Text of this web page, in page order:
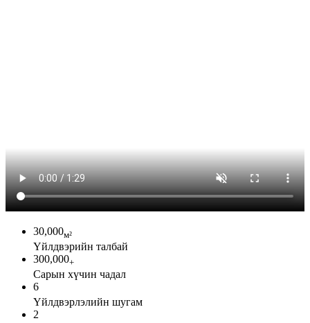
30,000м²
Үйлдвэрийн талбай
300,000+
Сарын хүчин чадал
6
Үйлдвэрлэлийн шугам
2